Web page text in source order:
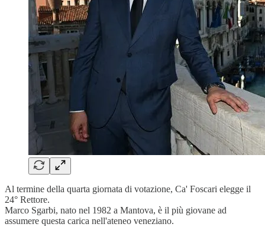
Al termine della quarta giornata di votazione, Ca' Foscari elegge il
24° Rettore.
Marco Sgarbi, nato nel 1982 a Mantova, è il più giovane ad
assumere questa carica nell'ateneo veneziano.